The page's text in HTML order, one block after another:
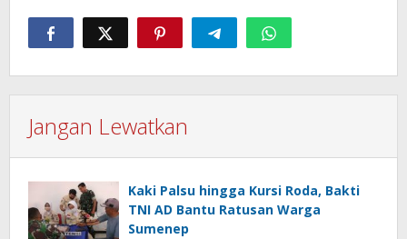
Jangan Lewatkan
Kaki Palsu hingga Kursi Roda, Bakti
TNI AD Bantu Ratusan Warga
Sumenep